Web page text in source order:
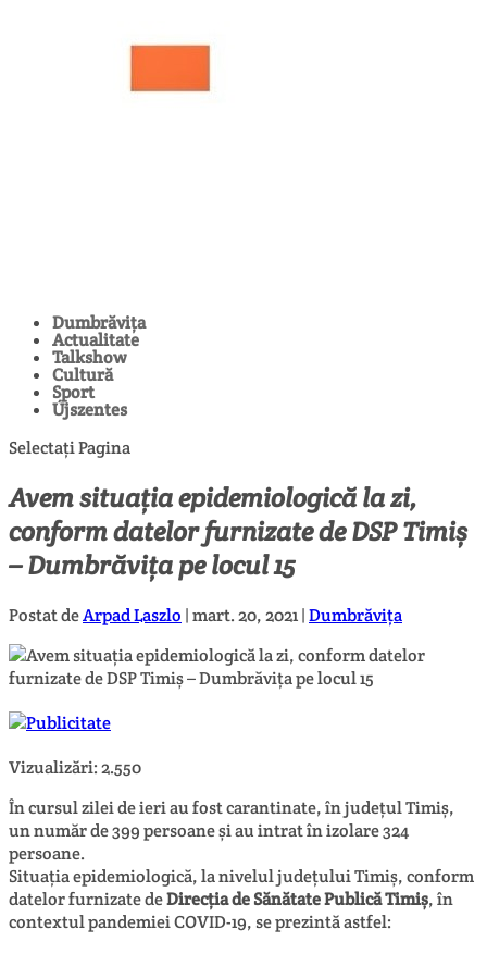
Dumbrăvița
Actualitate
Talkshow
Cultură
Sport
Újszentes
Selectați Pagina
Avem situația epidemiologică la zi,
conform datelor furnizate de DSP Timiș
– Dumbrăvița pe locul 15
Postat deArpad Laszlo |mart. 20, 2021|Dumbrăvița
Vizualizări:2.550
În cursul zilei de ieri au fost carantinate, în județul Timiș,
un număr de 399 persoane și au intrat în izolare 324
persoane.
Situația epidemiologică, la nivelul județului Timiș, conform
datelor furnizate deDirecția de Sănătate Publică Timiș, în
contextul pandemiei COVID-19, se prezintă astfel: